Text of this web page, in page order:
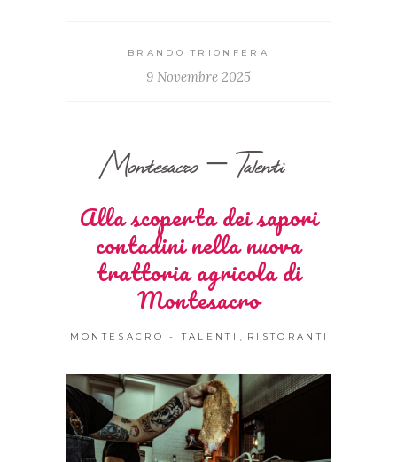
BRANDO TRIONFERA
9 Novembre 2025
Montesacro – Talenti
Alla scoperta dei sapori
contadini nella nuova
trattoria agricola di
Montesacro
MONTESACRO - TALENTI RISTORANTI